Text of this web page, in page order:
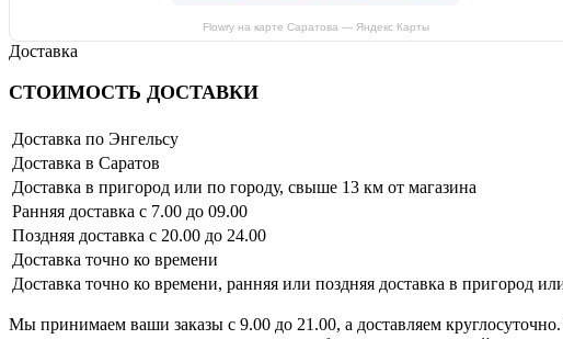
Flowry на карте Саратова — Яндекс Карты
Доставка
СТОИМОСТЬ ДОСТАВКИ
Доставка по Энгельсу
Доставка в Саратов
Доставка в пригород или по городу, свыше 13 км от магазина
Ранняя доставка с 7.00 до 09.00
Поздняя доставка с 20.00 до 24.00
Доставка точно ко времени
Доставка точно ко времени, ранняя или поздняя доставка в пригород
Мы принимаем ваши заказы с 9.00 до 21.00, а доставляем